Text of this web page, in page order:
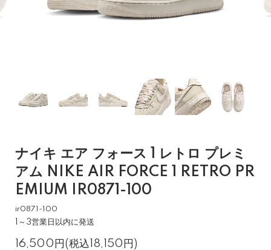
ナイキ エア フォース 1 レトロ プレミ
アム NIKE AIR FORCE 1 RETRO PR
EMIUM IR0871-100
ir0871-100
1～3営業日以内に発送
16,500円(税込18,150円)